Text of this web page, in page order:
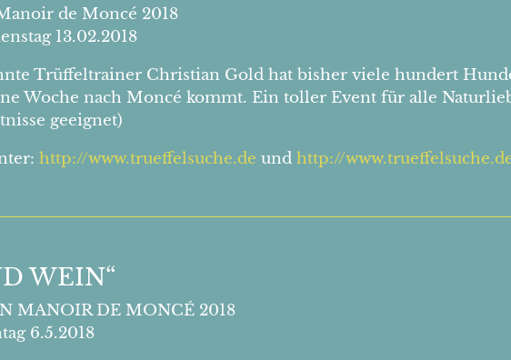
de Moncé 2018
13.02.2018
Trüffeltrainer Christian Gold hat bisher viele hundert
Woche nach Moncé kommt. Ein toller Event für alle
geeignet)
http://www.trueffelsuche.de und http://
WEIN“
MANOIR DE MONCÉ 2018
6.5.2018